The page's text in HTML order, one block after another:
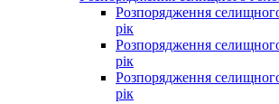
Розпорядження
рік
Розпорядження
рік
Розпорядження
рік